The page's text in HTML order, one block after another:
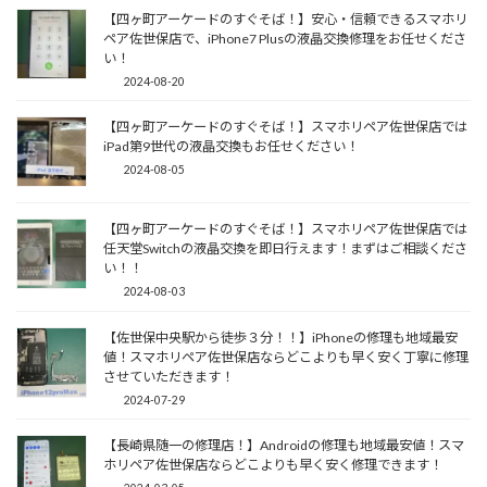
【四ヶ町アーケードのすぐそば！】安心・信頼できるスマホリ
ペア佐世保店で、iPhone7 Plusの液晶交換修理をお任せくださ
い！
2024-08-20
【四ヶ町アーケードのすぐそば！】スマホリペア佐世保店では
iPad第9世代の液晶交換もお任せください！
2024-08-05
【四ヶ町アーケードのすぐそば！】スマホリペア佐世保店では
任天堂Switchの液晶交換を即日行えます！まずはご相談くださ
い！！
2024-08-03
【佐世保中央駅から徒歩３分！！】iPhoneの修理も地域最安
値！スマホリペア佐世保店ならどこよりも早く安く丁寧に修理
させていただきます！
2024-07-29
【長崎県随一の修理店！】Androidの修理も地域最安値！スマ
ホリペア佐世保店ならどこよりも早く安く修理できます！